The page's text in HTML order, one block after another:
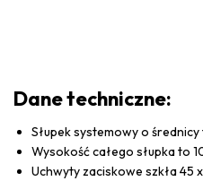
Dane techniczne:
Słupek systemowy o średnicy
Wysokość całego słupka to
Uchwyty zaciskowe szkła 45